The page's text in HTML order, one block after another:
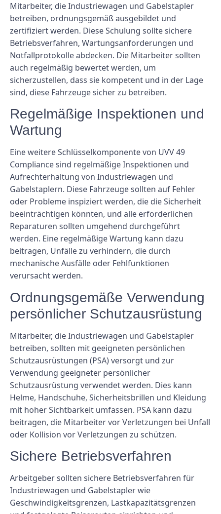
Mitarbeiter, die Industriewagen und Gabelstapler
betreiben, ordnungsgemäß ausgebildet und
zertifiziert werden. Diese Schulung sollte sichere
Betriebsverfahren, Wartungsanforderungen und
Notfallprotokolle abdecken. Die Mitarbeiter sollten
auch regelmäßig bewertet werden, um
sicherzustellen, dass sie kompetent und in der Lage
sind, diese Fahrzeuge sicher zu betreiben.
Regelmäßige Inspektionen und
Wartung
Eine weitere Schlüsselkomponente von UVV 49
Compliance sind regelmäßige Inspektionen und
Aufrechterhaltung von Industriewagen und
Gabelstaplern. Diese Fahrzeuge sollten auf Fehler
oder Probleme inspiziert werden, die die Sicherheit
beeinträchtigen könnten, und alle erforderlichen
Reparaturen sollten umgehend durchgeführt
werden. Eine regelmäßige Wartung kann dazu
beitragen, Unfälle zu verhindern, die durch
mechanische Ausfälle oder Fehlfunktionen
verursacht werden.
Ordnungsgemäße Verwendung
persönlicher Schutzausrüstung
Mitarbeiter, die Industriewagen und Gabelstapler
betreiben, sollten mit geeigneten persönlichen
Schutzausrüstungen (PSA) versorgt und zur
Verwendung geeigneter persönlicher
Schutzausrüstung verwendet werden. Dies kann
Helme, Handschuhe, Sicherheitsbrillen und Kleidung
mit hoher Sichtbarkeit umfassen. PSA kann dazu
beitragen, die Mitarbeiter vor Verletzungen bei Unfall
oder Kollision vor Verletzungen zu schützen.
Sichere Betriebsverfahren
Arbeitgeber sollten sichere Betriebsverfahren für
Industriewagen und Gabelstapler wie
Geschwindigkeitsgrenzen, Lastkapazitätsgrenzen